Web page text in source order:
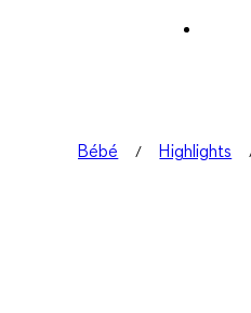
Bébé Highlights